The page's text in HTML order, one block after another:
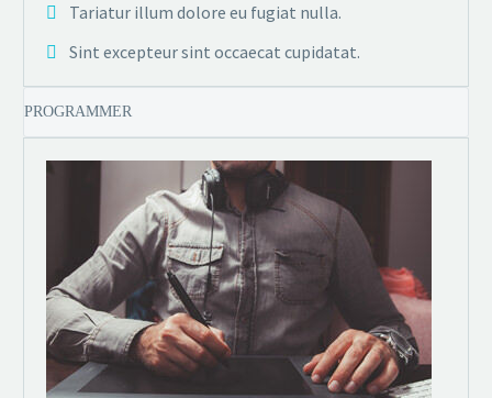
Tariatur illum dolore eu fugiat nulla.
Sint excepteur sint occaecat cupidatat.
PROGRAMMER